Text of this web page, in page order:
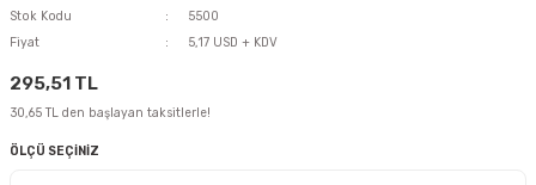
Stok Kodu
5500
Fiyat
5,17 USD + KDV
295,51 TL
30,65 TL den başlayan taksitlerle!
ÖLÇÜ SEÇİNİZ